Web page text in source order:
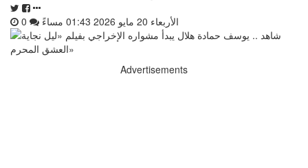
الأربعاء 20 مايو 2026 01:43 مساءً
Advertisements